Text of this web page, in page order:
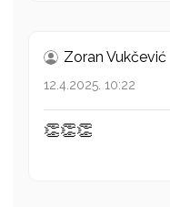
Zoran Vukčević
12.4.2025. 10:22
👏👏👏